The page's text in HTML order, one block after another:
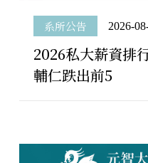
系所公告 2026-
2026私大薪資排
輔仁跌出前5